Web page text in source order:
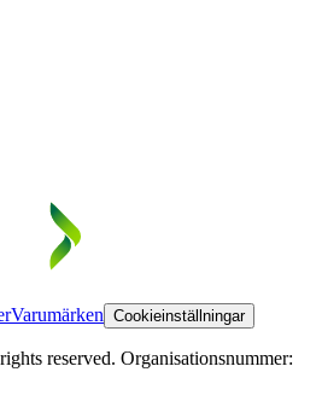
Varumärken Cookieinställningar
reserved. Organisationsnummer: